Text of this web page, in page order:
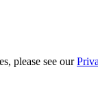
please see our